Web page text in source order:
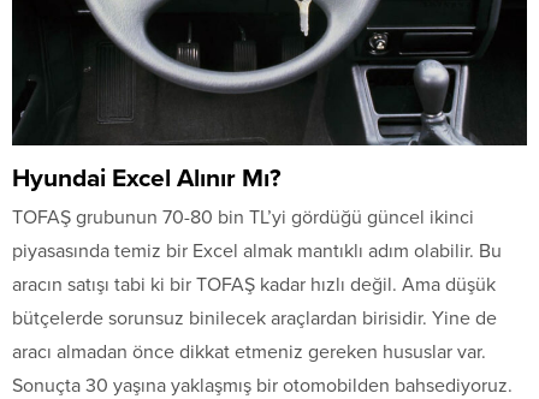
Hyundai Excel Alınır Mı?
TOFAŞ grubunun 70-80 bin TL’yi gördüğü güncel ikinci
piyasasında temiz bir Excel almak mantıklı adım olabilir. Bu
aracın satışı tabi ki bir TOFAŞ kadar hızlı değil. Ama düşük
bütçelerde sorunsuz binilecek araçlardan birisidir. Yine de
aracı almadan önce dikkat etmeniz gereken hususlar var.
Sonuçta 30 yaşına yaklaşmış bir otomobilden bahsediyoruz.